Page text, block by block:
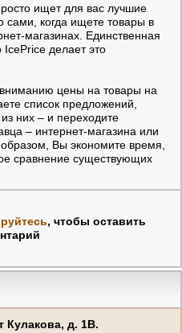
ищет для вас лучшие
сами, когда ищете товары в
магазинах. Единственная
IcePrice делает это
цены на товары на
список предложений,
них – и переходите
– интернет-магазина или
Вы экономите время,
сравнение существующих
, чтобы оставить
Кулакова, д. 1В.